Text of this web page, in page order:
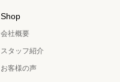
Shop
会社概要
スタッフ紹介
お客様の声